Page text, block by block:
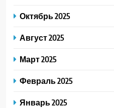
Октябрь 2025
Август 2025
Март 2025
Февраль 2025
Январь 2025